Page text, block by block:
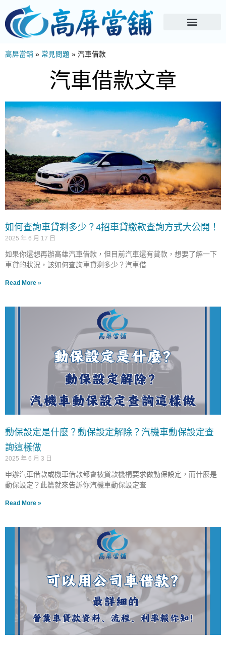
高屏當舖 » 常見問題 » 汽車借款
汽車借款文章
如何查詢車貸剩多少？4招車貸繳款查詢方式大公開！
2025 年 6 月 17 日
如果你還想再辦高雄汽車借款，但目前汽車還有貸款，想要了解一下
車貸的狀況，該如何查詢車貸剩多少？汽車借
Read More »
動保設定是什麼？動保設定解除？汽機車動保設定查
詢這樣做
2025 年 6 月 3 日
申辦汽車借款或機車借款都會被貸款機構要求做動保設定，而什麼是
動保設定？此篇就來告訴你汽機車動保設定查
Read More »